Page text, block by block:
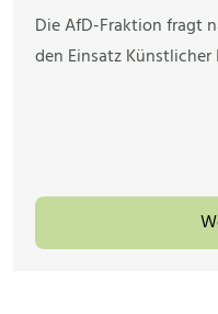
Die AfD-Fraktion fragt
den Einsatz